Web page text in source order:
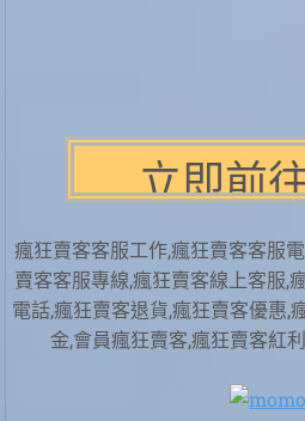
瘋狂賣客客服工作,瘋狂賣客客服
賣客客服專線,瘋狂賣客線上客服,
電話,瘋狂賣客退貨,瘋狂賣客優惠,
金,會員瘋狂賣客,瘋狂賣客紅